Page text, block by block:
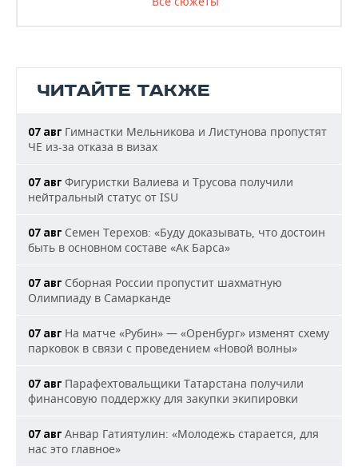
ЧИТАЙТЕ ТАКЖЕ
07 авг Гимнастки Мельникова и Листунова пропустят
ЧЕ из-за отказа в визах
07 авг Фигуристки Валиева и Трусова получили
нейтральный статус от ISU
07 авг Семен Терехов: «Буду доказывать, что достоин
быть в основном составе «Ак Барса»
07 авг Сборная России пропустит шахматную
Олимпиаду в Самарканде
07 авг На матче «Рубин» — «Оренбург» изменят схему
парковок в связи с проведением «Новой волны»
07 авг Парафехтовальщики Татарстана получили
финансовую поддержку для закупки экипировки
07 авг Анвар Гатиятулин: «Молодежь старается, для
нас это главное»